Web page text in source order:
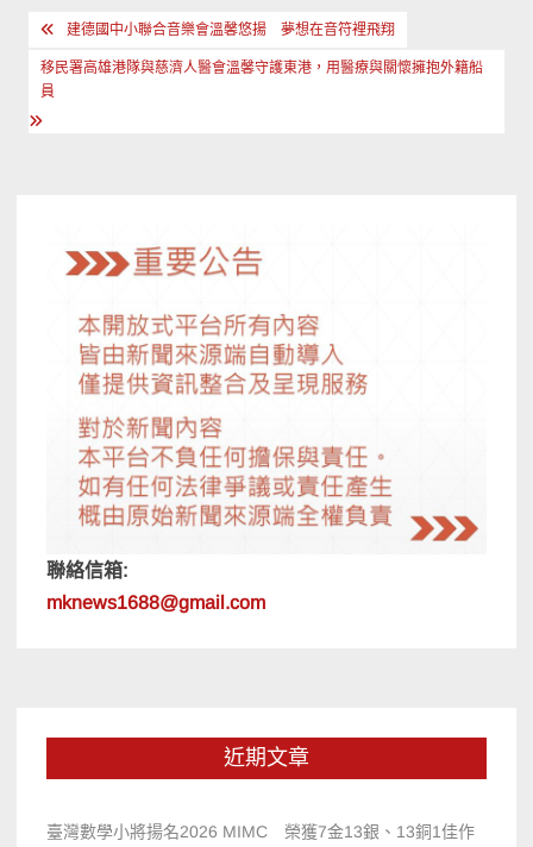
文
章
導
建德國中小聯合音樂會溫馨悠揚 夢想在音符裡飛翔
移民署高雄港隊與慈濟人醫會溫馨守護東港，用醫療與關懷擁抱外籍船
員
聯絡信箱:
mknews1688@gmail.com
近期文章
臺灣數學小將揚名2026 MIMC​ 榮獲7金13銀、13銅1佳作